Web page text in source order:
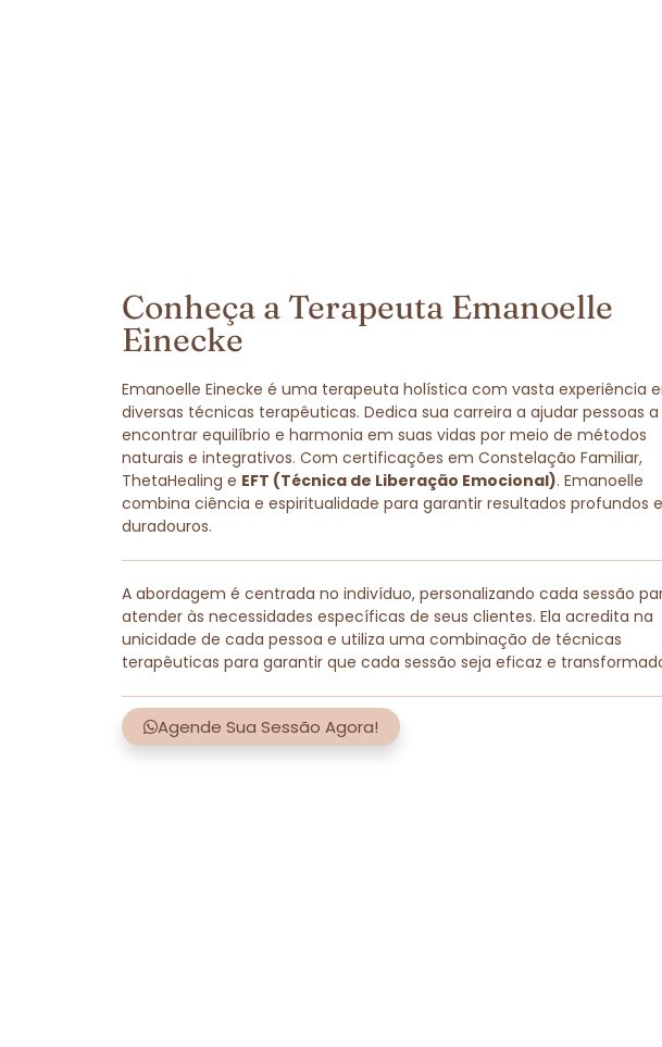
Conheça a Terapeuta Emanoelle
Einecke
Emanoelle Einecke é uma terapeuta holística com vasta experiência
diversas técnicas terapêuticas. Dedica sua carreira a ajudar pessoas a
encontrar equilíbrio e harmonia em suas vidas por meio de métodos
naturais e integrativos. Com certificações em Constelação Familiar,
ThetaHealing e EFT (Técnica de Liberação Emocional). Emanoelle
combina ciência e espiritualidade para garantir resultados profundos e
duradouros.
A abordagem é centrada no indivíduo, personalizando cada sessão
atender às necessidades específicas de seus clientes. Ela acredita na
unicidade de cada pessoa e utiliza uma combinação de técnicas
terapêuticas para garantir que cada sessão seja eficaz e
Agende Sua Sessão Agora!